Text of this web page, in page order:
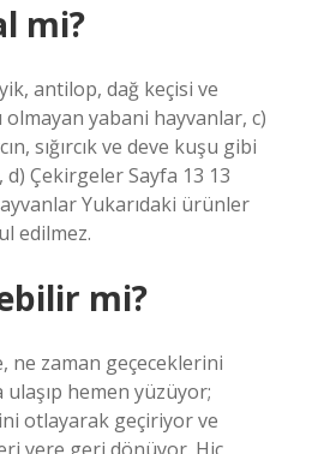
mi?
antilop, dağ keçisi ve
olmayan yabani hayvanlar, c)
sığırcık ve deve kuşu gibi
d) Çekirgeler Sayfa 13 13
Yukarıdaki ürünler
edilmez.
mi?
ne zaman geçeceklerini
ulaşıp hemen yüzüyor;
otlayarak geçiriyor ve